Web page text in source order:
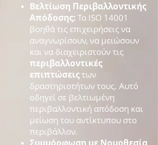
Βελτίωση Περιβαλλοντικής
Απόδοσης: Το ISO 14001
βοηθά τις επιχειρήσεις να
αναγνωρίσουν, να μειώσουν
και να διαχειριστούν τις
περιβαλλοντικές
επιπτώσειςτων
δραστηριοτήτων τους. Αυτό
οδηγεί σε βελτιωμένη
περιβαλλοντική απόδοση και
μείωση του αντίκτυπου στο
περιβάλλον.